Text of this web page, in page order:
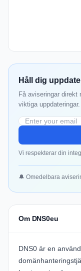
Håll dig
Få aviseringar direkt
viktiga uppdateringar.
Vi respekterar din
🔔 Omedelbara
Om DNS0eu
DNS0 är en